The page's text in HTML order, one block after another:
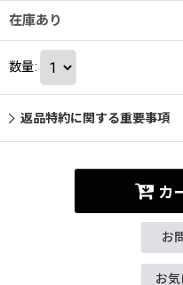
在庫あり
数量:
返品特約に関する重要事項
カ
お
お